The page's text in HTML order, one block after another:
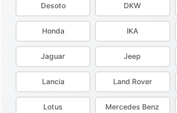
Desoto DKW
Honda IKA
Jaguar Jeep
Lancia Land Rover
Lotus Mercedes Benz